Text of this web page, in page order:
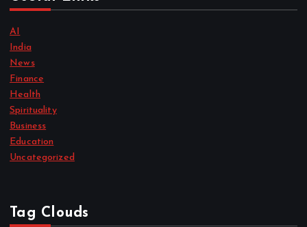
AI
India
News
Finance
Health
Spirituality
Business
Education
Uncategorized
Tag Clouds